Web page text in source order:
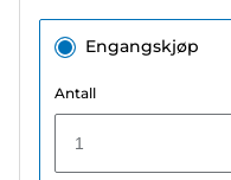
Engangskjøp
Antall
1